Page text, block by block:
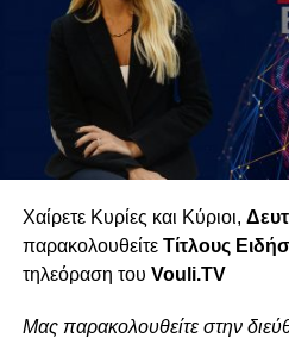
Χαίρετε Κυρίες και Κύριοι,
παρακολουθείτε Τίτλους
τηλεόραση του Vouli.TV
Mας παρακολουθείτε στην